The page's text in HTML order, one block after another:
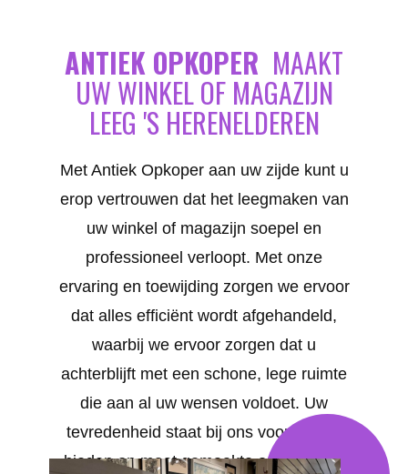
ANTIEK OPKOPER MAAKT
UW WINKEL OF MAGAZIJN
LEEG 'S HERENELDEREN
Met Antiek Opkoper aan uw zijde kunt u
erop vertrouwen dat het leegmaken van
uw winkel of magazijn soepel en
professioneel verloopt. Met onze
ervaring en toewijding zorgen we ervoor
dat alles efficiënt wordt afgehandeld,
waarbij we ervoor zorgen dat u
achterblijft met een schone, lege ruimte
die aan al uw wensen voldoet. Uw
tevredenheid staat bij ons voorop. We
bieden op maat gemaakte oplossingen